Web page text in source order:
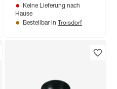
Keine Lieferung nach
Hause
Bestellbar in Troisdorf